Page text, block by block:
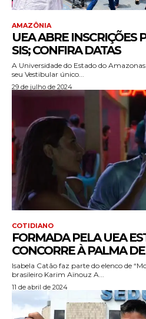
AMAZÔNIA
UEA ABRE INSCRIÇÕES
SIS; CONFIRA DATAS
A Universidade do Estado do
seu Vestibular único...
29 de julho de 2024
COTIDIANO
FORMADA PELA UEA
CONCORRE À PALMA
Isabela Catão faz parte do elenco de
brasileiro Karim Aïnouz A...
11 de abril de 2024